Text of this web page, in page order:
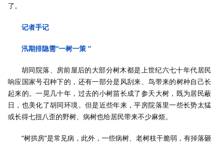
了。
记者手记
汛期排隐需“一树一策 ”
胡同院落、房前屋后的大部分树木都是上世纪六七十年代居民
响应国家号召种下的，还有一部分是风刮来、鸟带来的树种自己长
起来的。一晃几十年，过去的小树苗长成了参天大树，既为居民蔽
日，也美化了胡同环境。但是近些年来，平房院落里一些长势太猛
或长得七扭八歪的野树、病树也给居民带来不少麻烦。
“树拱房”是常见病，此外，一些病树、老树枝干脆弱，有掉落砸